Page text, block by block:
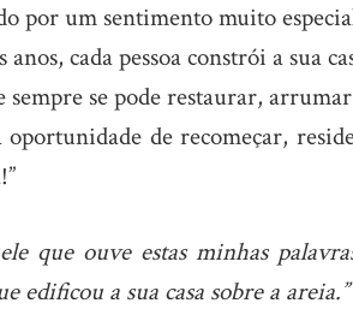
por um sentimento muito
cada pessoa constrói a sua
sempre se pode restaurar,
de recomeçar,
que ouve estas minhas
edificou a sua casa sobre a areia.”